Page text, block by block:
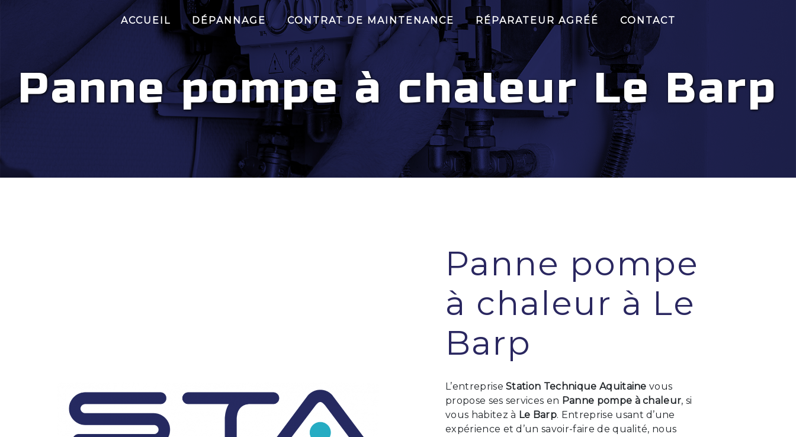
ACCUEIL DÉPANNAGE CONTRAT DE MAINTENANCE RÉPARATEUR AGRÉÉ CONTACT
Panne pompe à chaleur Le Barp
Panne pompe
à chaleur à Le
Barp
L’entrepriseStation Technique Aquitaine vous
propose ses services en Panne pompe à chaleur, si
vous habitez à Le Barp. Entreprise usant d’une
expérience et d’un savoir-faire de qualité, nous
Panneau de gestion des cookies